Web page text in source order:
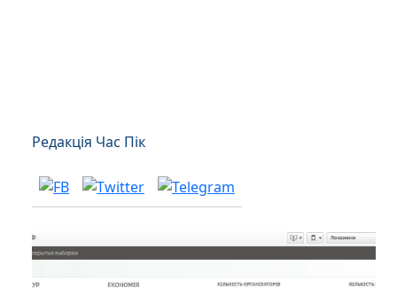
Редакція Час Пік